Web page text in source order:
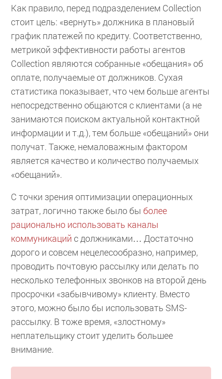
Как правило, перед подразделением Collection
стоит цель: «вернуть» должника в плановый
график платежей по кредиту. Соответственно,
метрикой эффективности работы агентов
Collection являются собранные «обещания» об
оплате, получаемые от должников. Сухая
статистика показывает, что чем больше агенты
непосредственно общаются с клиентами (а не
занимаются поиском актуальной контактной
информации и т.д.), тем больше «обещаний» они
получат. Также, немаловажным фактором
является качество и количество получаемых
«обещаний».
С точки зрения оптимизации операционных
затрат, логично также было быболее
рационально использовать каналы
коммуникаций с должниками… Достаточно
дорого и совсем нецелесообразно, например,
проводить почтовую рассылку или делать по
несколько телефонных звонков на второй день
просрочки «забывчивому» клиенту. Вместо
этого, можно было бы использовать SMS-
рассылку. В тоже время, «злостному»
неплательщику стоит уделить большее
внимание.